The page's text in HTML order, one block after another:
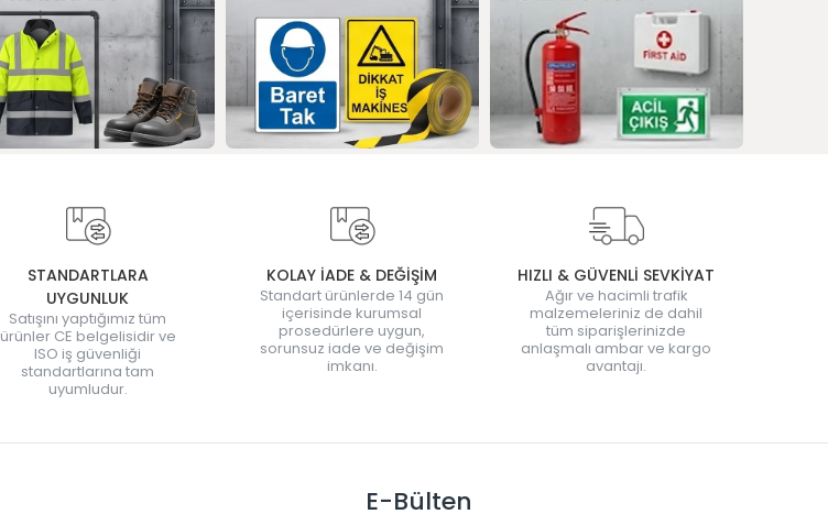
STANDARTLARA
UYGUNLUK
Satışını yaptığımız tüm
ürünler CE belgelisidir ve
ISO iş güvenliği
standartlarına tam
uyumludur.
KOLAY İADE & DEĞİŞİM
Standart ürünlerde 14 gün
içerisinde kurumsal
prosedürlere uygun,
sorunsuz iade ve değişim
imkanı.
HIZLI & GÜVENLİ SEVKİYAT
Ağır ve hacimli trafik
malzemeleriniz de dahil
tüm siparişlerinizde
anlaşmalı ambar ve kargo
avantajı.
E-Bülten